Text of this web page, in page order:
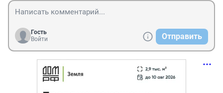
Гость
Войти
Отправить